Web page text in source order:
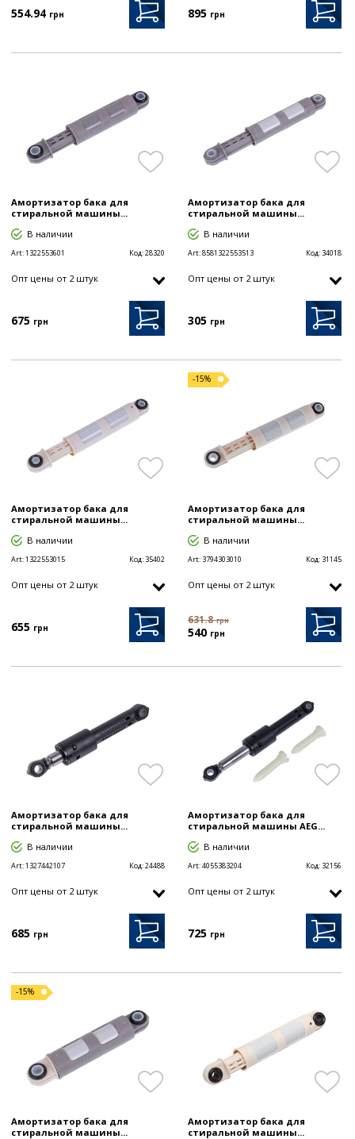
554.94 грн 895 грн
Амортизатор бака для
стиральной машины...
В наличии
Art:1322553601 Код:28320
Опт цены от 2 штук
675 грн
Амортизатор бака для
стиральной машины...
В наличии
Art:8581322553513 Код: 34018
Опт цены от 2 штук
305 грн
Амортизатор бака для
стиральной машины...
В наличии
Art:1322553015 Код: 35402
Опт цены от 2 штук
655 грн
Амортизатор бака для
стиральной машины...
-15%
В наличии
Art: 3794303010 Код: 31145
Опт цены от 2 штук
631.8 грн
540 грн
Амортизатор бака для
стиральной машины...
В наличии
Art:1327442107 Код:24488
Опт цены от 2 штук
685 грн
Амортизатор бака для
стиральной машины AEG...
В наличии
Art:4055383204 Код: 32156
Опт цены от 2 штук
725 грн
Амортизатор бака для
стиральной машины...
-15%
Амортизатор бака для
стиральной машины...